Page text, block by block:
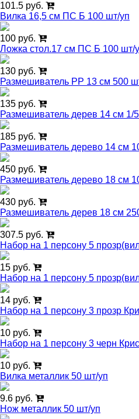
101.5 руб.
Вилка 16,5 см ПС Б 100 шт/уп
100 руб.
Ложка стол.17 см ПС Б 100 шт/
130 руб.
Размешиватель РР 13 см 500
135 руб.
Размешиватель дерев 14 см 1/
185 руб.
Размешиватель дерево 14 см
450 руб.
Размешиватель дерево 18 см
430 руб.
Размешиватель дерев 18 см
307.5 руб.
Набор на 1 персону 5
15 руб.
Набор на 1 персону 5
14 руб.
Набор на 1 персону 3 прозр
10 руб.
Набор на 1 персону 3 черн
10 руб.
Вилка металлик 50 шт/уп
9.6 руб.
Нож металлик 50 шт/уп